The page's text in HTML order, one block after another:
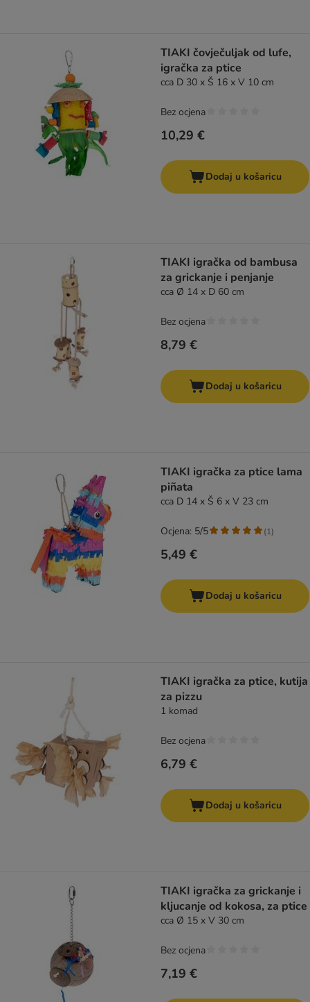
TIAKI čovječuljak od lufe,
igračka za ptice
cca D 30 x Š 16 x V 10 cm
10,29 €
Bez ocjena
Dodaj u košaricu
TIAKI igračka od bambusa
za grickanje i penjanje
cca Ø 14 x D 60 cm
8,79 €
Bez ocjena
Dodaj u košaricu
TIAKI igračka za ptice lama
piñata
cca D 14 x Š 6 x V 23 cm
5,49 €
Ocjena: 5/5 (1)
Dodaj u košaricu
TIAKI igračka za ptice, kutija
za pizzu
1 komad
6,79 €
Bez ocjena
Dodaj u košaricu
TIAKI igračka za grickanje i
kljucanje od kokosa, za ptice
cca Ø 15 x V 30 cm
7,19 €
Bez ocjena